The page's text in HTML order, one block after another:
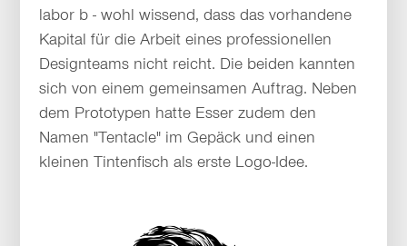
labor b - wohl wissend, dass das vorhandene
Kapital für die Arbeit eines professionellen
Designteams nicht reicht. Die beiden kannten
sich von einem gemeinsamen Auftrag. Neben
dem Prototypen hatte Esser zudem den
Namen "Tentacle" im Gepäck und einen
kleinen Tintenfisch als erste Logo-Idee.